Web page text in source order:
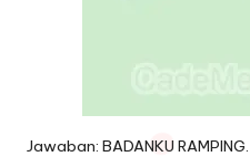
Jawaban: BADANKU RAMPING.